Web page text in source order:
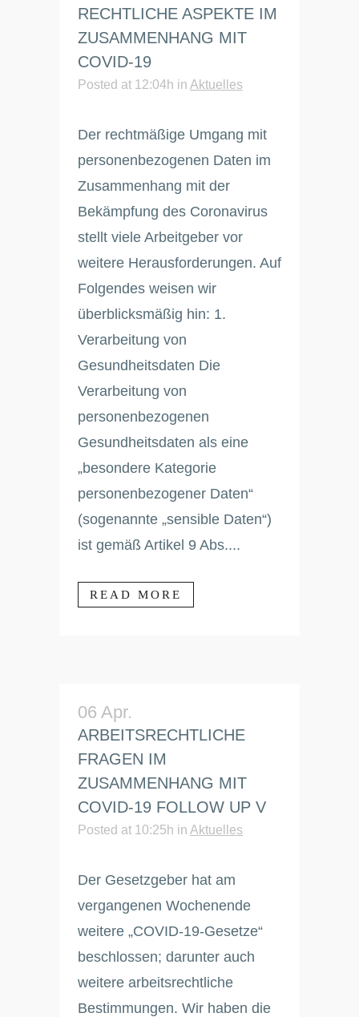
RECHTLICHE ASPEKTE IM
ZUSAMMENHANG MIT
COVID-19
Posted at 12:04h in Aktuelles
Der rechtmäßige Umgang mit
personenbezogenen Daten im
Zusammenhang mit der
Bekämpfung des Coronavirus
stellt viele Arbeitgeber vor
weitere Herausforderungen. Auf
Folgendes weisen wir
überblicksmäßig hin: 1.
Verarbeitung von
Gesundheitsdaten Die
Verarbeitung von
personenbezogenen
Gesundheitsdaten als eine
„besondere Kategorie
personenbezogener Daten“
(sogenannte „sensible Daten“)
ist gemäß Artikel 9 Abs....
READ MORE
06 Apr.
ARBEITSRECHTLICHE
FRAGEN IM
ZUSAMMENHANG MIT
COVID-19 FOLLOW UP V
Posted at 10:25h in Aktuelles
Der Gesetzgeber hat am
vergangenen Wochenende
weitere „COVID-19-Gesetze“
beschlossen; darunter auch
weitere arbeitsrechtliche
Bestimmungen. Wir haben die